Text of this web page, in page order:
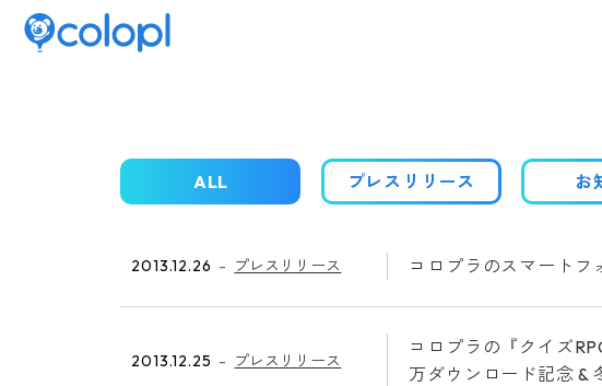
ALL プレスリリース お
2013.12.26 プレスリリース コロプラのスマートフ
2013.12.25 プレスリリース
コロプラの『クイズ
万ダウンロード記念 &